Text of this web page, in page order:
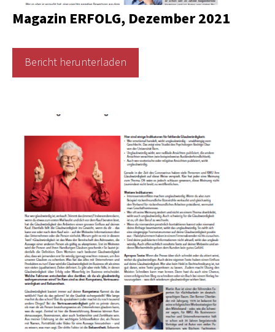
Magazin ERFOLG, Dezember 2021
Bericht herunterladen